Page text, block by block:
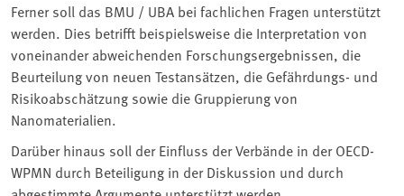
Ferner soll das BMU / UBA bei fachlichen Fragen unterstützt
werden. Dies betrifft beispielsweise die Interpretation von
voneinander abweichenden Forschungsergebnissen, die
Beurteilung von neuen Testansätzen, die Gefährdungs- und
Risikoabschätzung sowie die Gruppierung von
Nanomaterialien.
Darüber hinaus soll der Einfluss der Verbände in der OECD-
WPMN durch Beteiligung in der Diskussion und durch